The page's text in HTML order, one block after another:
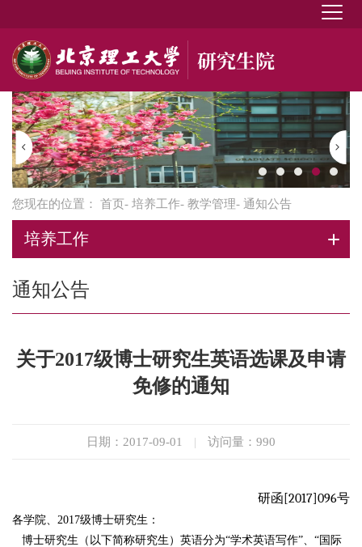
您现在的位置： 首页- 培养工作- 教学管理- 通知公告
培养工作
通知公告
关于2017级博士研究生英语选课及申请
免修的通知
日期：2017-09-01 | 访问量： 990
研函[2017]096号
各学院、 2017级博士研究生：
博士研究生（以下简称研究生）英语分为“学术英语写作”、“国际